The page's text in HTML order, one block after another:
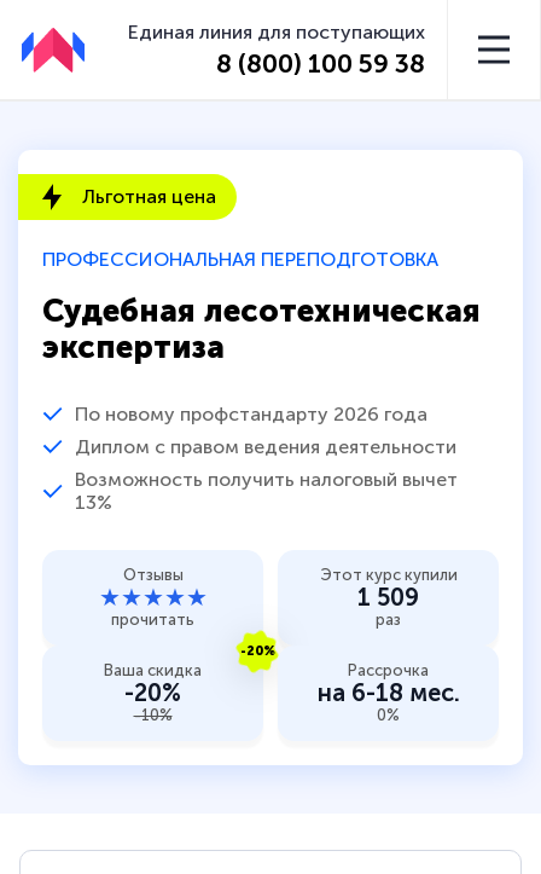
Единая линия для поступающих
8 (800) 100 59 38
ПРОФЕССИОНАЛЬНАЯ ПЕРЕПОДГОТОВКА
Судебная лесотехническая
экспертиза
По новому профстандарту 2026 года
Диплом с правом ведения деятельности
Возможность получить налоговый вычет
13%
Льготная цена
Отзывы
★★★★★
прочитать
Этот курс купили
1 509
раз
-20%
Ваша скидка
-20%
-10%
Рассрочка
на 6-18 мес.
0%